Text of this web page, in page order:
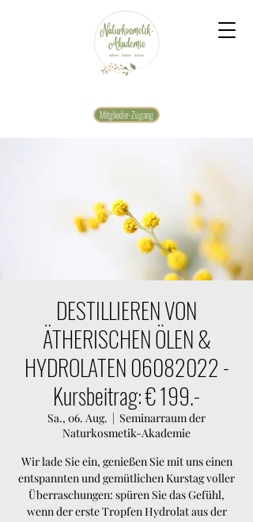
Mitglieder-Zugang
DESTILLIEREN VON
ÄTHERISCHEN ÖLEN &
HYDROLATEN 06082022 -
Kursbeitrag: € 199.-
Sa., 06. Aug.
  |
Seminarraum der
Naturkosmetik-Akademie
Wir lade Sie ein, genießen Sie mit uns einen
entspannten und gemütlichen Kurstag voller
Überraschungen: spüren Sie das Gefühl,
wenn der erste Tropfen Hydrolat aus der